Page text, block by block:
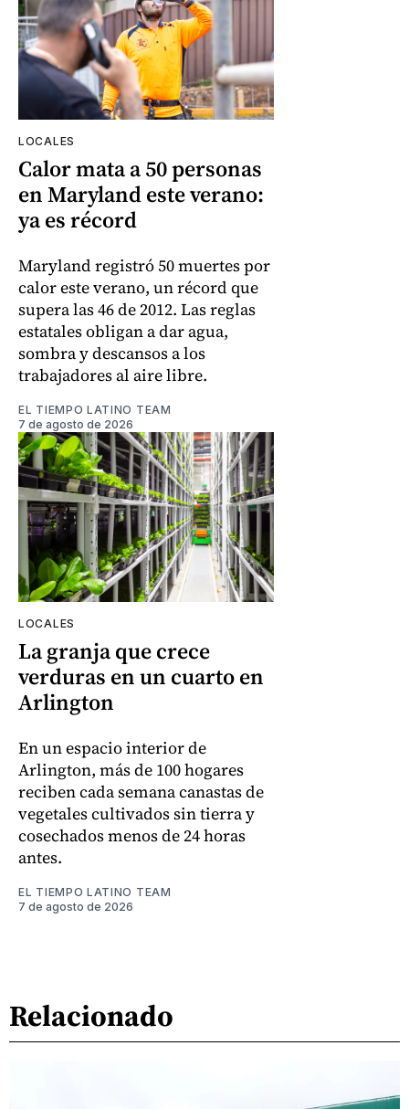
LOCALES
Calor mata a 50 personas
en Maryland este verano:
ya es récord
Maryland registró 50 muertes por
calor este verano, un récord que
supera las 46 de 2012. Las reglas
estatales obligan a dar agua,
sombra y descansos a los
trabajadores al aire libre.
EL TIEMPO LATINO TEAM
7 de agosto de 2026
LOCALES
La granja que crece
verduras en un cuarto en
Arlington
En un espacio interior de
Arlington, más de 100 hogares
reciben cada semana canastas de
vegetales cultivados sin tierra y
cosechados menos de 24 horas
antes.
EL TIEMPO LATINO TEAM
7 de agosto de 2026
Relacionado